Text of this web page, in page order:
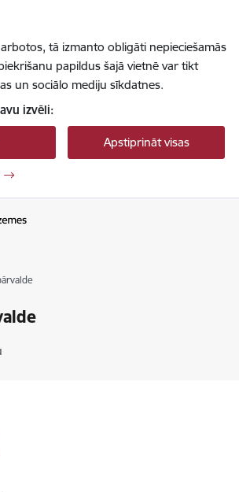
tā izmanto obligāti nepieciešamās
papildus šajā vietnē var tikt
un sociālo mediju sīkdatnes.
izvēli:
Apstiprināt visas